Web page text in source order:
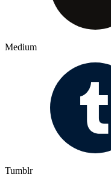
Medium
Tumblr